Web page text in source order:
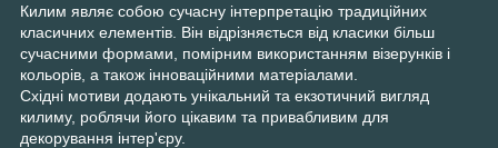
Килим являє собою сучасну інтерпретацію традиційних
класичних елементів. Він відрізняється від класики більш
сучасними формами, помірним використанням візерунків і
кольорів, а також інноваційними матеріалами.
Східні мотиви додають унікальний та екзотичний вигляд
килиму, роблячи його цікавим та привабливим для
декорування інтер'єру.